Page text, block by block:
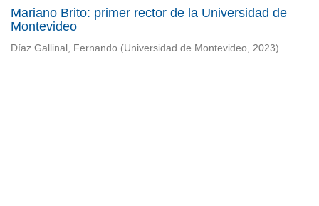
Mariano Brito: primer rector de la Universidad de
Montevideo
Díaz Gallinal, Fernando (Universidad de Montevideo, 2023)